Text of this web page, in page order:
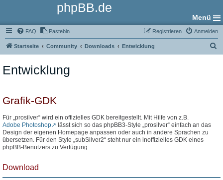
phpBB.de
Menü
FAQ Pastebin Anmelden
Registrieren
Startseite Community Downloads Entwicklung
Entwicklung
Grafik-GDK
Für „prosilver“ wird ein offizielles GDK bereitgestellt. Mit Hilfe von z.B.
Adobe Photoshop
lässt sich so das phpBB3-Style „prosilver“ einfach an das
Design der eigenen Homepage anpassen oder auch in andere Sprachen zu
übersetzen. Für den Style „subSilver2“ steht nur ein inoffizielles GDK eines
phpBB-Benutzers zu Verfügung.
Download